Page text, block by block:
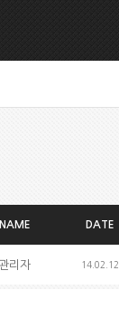
NAME DATE
리자 14.02.12